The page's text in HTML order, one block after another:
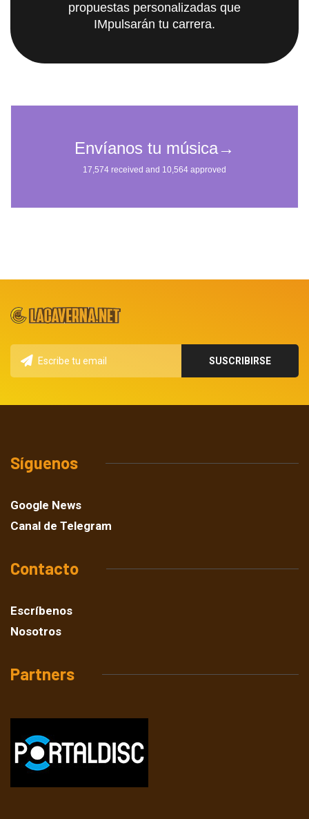
propuestas personalizadas que
IMpulsarán tu carrera.
Síguenos
Google News
Canal de Telegram
Contacto
Escríbenos
Nosotros
Partners